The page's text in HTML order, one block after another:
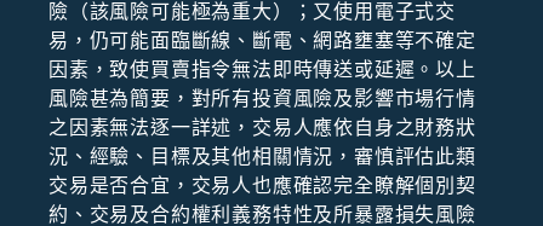
險（該風險可能極為重⼤）；⼜使⽤電⼦式交
易，仍可能⾯臨斷線、斷電、網路壅塞等不確定
因素，致使買賣指令無法即時傳送或延遲。以上
風險甚為簡要，對所有投資風險及影響市場⾏情
之因素無法逐⼀詳述，交易⼈應依⾃⾝之財務狀
況、經驗、⽬標及其他相關情況，審慎評估此類
交易是否合宜，交易⼈也應確認完全瞭解個別契
約、交易及合約權利義務特性及所暴露損失風險